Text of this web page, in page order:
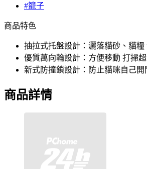
#籠子
商品特色
抽拉式托盤設計：灑落貓砂、貓糧
優質萬向輪設計：方便移動 打掃
新式防撞鎖設計：防止貓咪自己開
商品詳情